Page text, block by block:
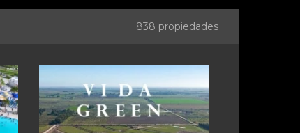
838 propiedades